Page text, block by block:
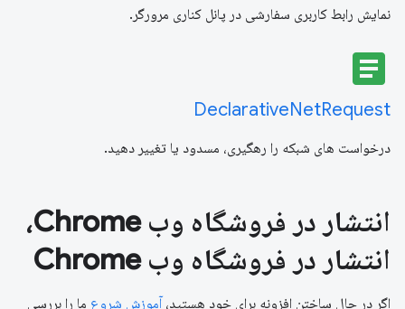
نمایش رابط کاربری سفارشی در پانل کناری مرورگر.
article
DeclarativeNetRequest
درخواست های شبکه را رهگیری، مسدود یا تغییر دهید.
انتشار در فروشگاه وب Chrome،
انتشار در فروشگاه وب Chrome
اگر در حال ساختن افزونه برای خود هستید،آموزش شروع ما را بررسی